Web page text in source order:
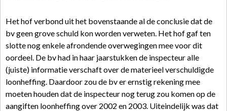
Het hof verbond uit het bovenstaande al de conclusie dat de
bv geen grove schuld kon worden verweten. Het hof gaf ten
slotte nog enkele afrondende overwegingen mee voor dit
oordeel. De bv had in haar jaarstukken de inspecteur alle
(juiste) informatie verschaft over de materieel verschuldigde
loonheffing. Daardoor zou de bv er ernstig rekening mee
moeten houden dat de inspecteur nog terug zou komen op de
aangiften loonheffing over 2002 en 2003. Uiteindelijk was dat